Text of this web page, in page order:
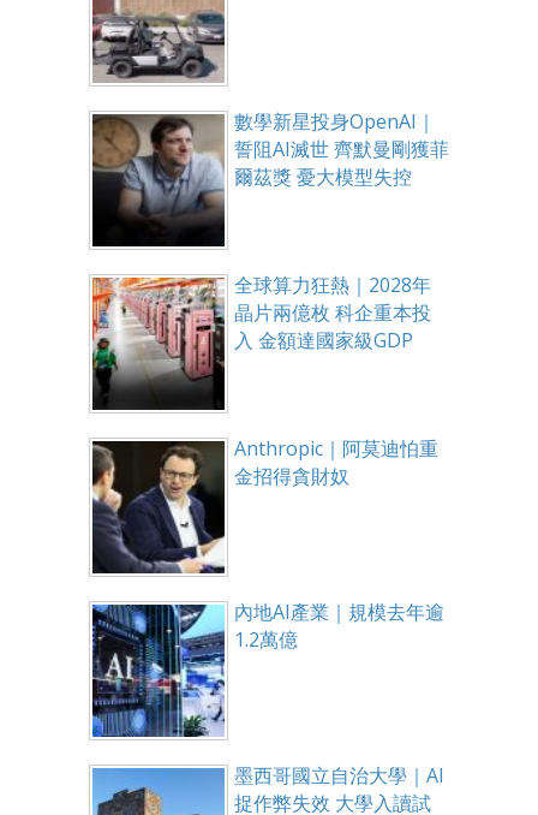
數學新星投身OpenAI｜
誓阻AI滅世 齊默曼剛獲菲
爾茲獎 憂大模型失控
全球算力狂熱｜2028年
晶片兩億枚 科企重本投
入 金額達國家級GDP
Anthropic｜阿莫迪怕重
金招得貪財奴
內地AI產業｜規模去年逾
1.2萬億
墨西哥國立自治大學｜AI
捉作弊失效 大學入讀試